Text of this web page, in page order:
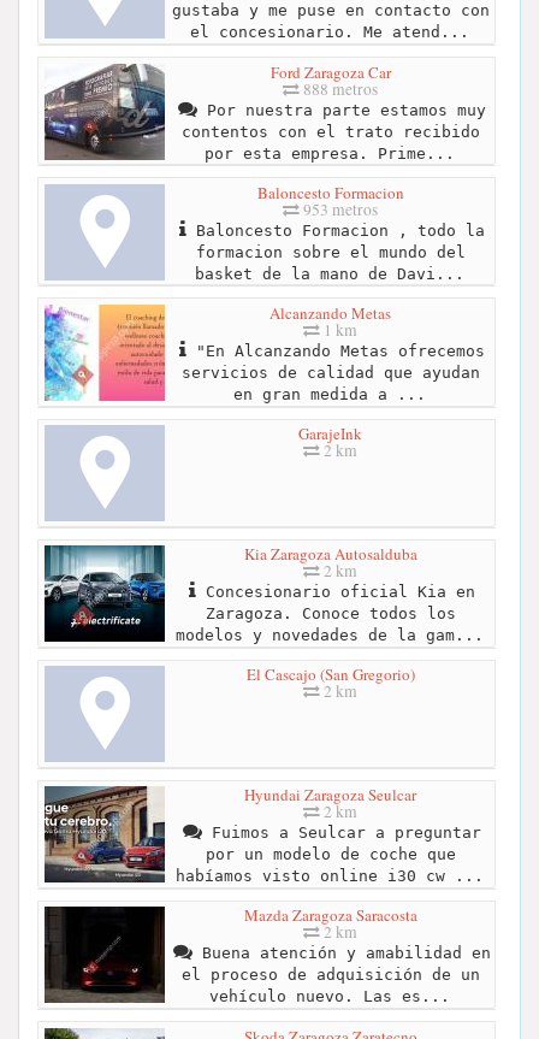
gustaba y me puse en contacto con
el concesionario. Me atend...
Ford Zaragoza Car
888 metros
Por nuestra parte estamos muy
contentos con el trato recibido
por esta empresa. Prime...
Baloncesto Formacion
953 metros
Baloncesto Formacion , todo la
formacion sobre el mundo del
basket de la mano de Davi...
Alcanzando Metas
1 km
"En Alcanzando Metas ofrecemos
servicios de calidad que ayudan
en gran medida a ...
GarajeInk
2 km
Kia Zaragoza Autosalduba
2 km
Concesionario oficial Kia en
Zaragoza. Conoce todos los
modelos y novedades de la gam...
El Cascajo (San Gregorio)
2 km
Hyundai Zaragoza Seulcar
2 km
Fuimos a Seulcar a preguntar
por un modelo de coche que
habíamos visto online i30 cw ...
Mazda Zaragoza Saracosta
2 km
Buena atención y amabilidad en
el proceso de adquisición de un
vehículo nuevo. Las es...